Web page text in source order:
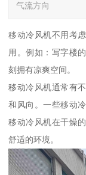
气流方向
移动冷风机不用考
用。例如：写字楼
刻拥有凉爽空间。
移动冷风机通常有
和风向。一些移动
移动冷风机在干燥
舒适的环境。